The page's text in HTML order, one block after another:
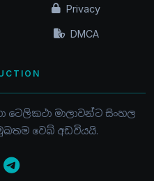
Privacy
DMCA
ටෙලිකථා මාලාවන්ට සිංහල
වෙබ් අඩවියයි.